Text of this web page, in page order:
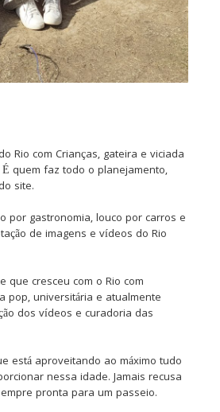
Rio com Crianças, gateira e viciada
quem faz todo o planejamento,
site.
por gastronomia, louco por carros e
de imagens e vídeos do Rio
que cresceu com o Rio com
pop, universitária e atualmente
dos vídeos e curadoria das
está aproveitando ao máximo tudo
nessa idade. Jamais recusa
pronta para um passeio.